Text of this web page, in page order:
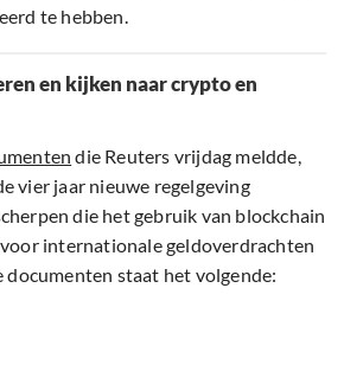
te hebben.
en kijken naar crypto en
die Reuters vrijdag meldde,
vier jaar nieuwe regelgeving
die het gebruik van blockchain
internationale geldoverdrachten
documenten staat het volgende: